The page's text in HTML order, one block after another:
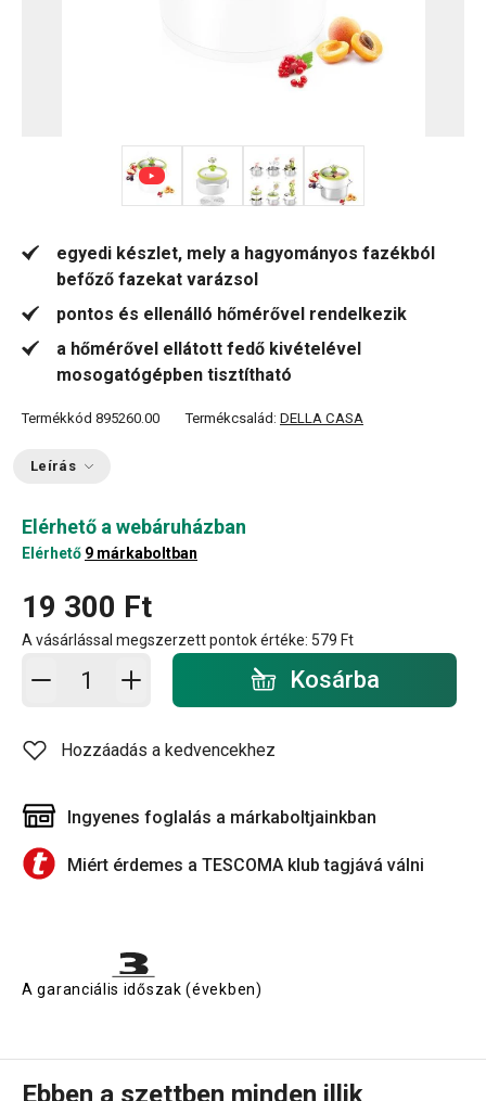
egyedi készlet, mely a hagyományos fazékból
befőző fazekat varázsol
pontos és ellenálló hőmérővel rendelkezik
a hőmérővel ellátott fedő kivételével
mosogatógépben tisztítható
Termékkód 895260.00 Termékcsalád: DELLA CASA
Leírás
Elérhető a webáruházban
Elérhető 9 márkaboltban
19 300 Ft
A vásárlással megszerzett pontok értéke: 579 Ft
Kosárba - mennyiség Kosárba
Hozzáadás a kedvencekhez
Ingyenes foglalás a márkaboltjainkban
Miért érdemes a TESCOMA klub tagjává válni
A garanciális időszak (években)
Ebben a szettben minden illik